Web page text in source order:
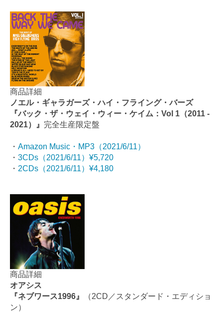
商品詳細
ノエル・ギャラガーズ・ハイ・フライング・バーズ
『バック・ザ・ウェイ・ウィー・ケイム：Vol 1（2011 -
2021）』 完全生産限定盤
・ Amazon Music・MP3（2021/6/11）
・ 3CDs（2021/6/11）¥5,720
・ 2CDs（2021/6/11）¥4,180
商品詳細
オアシス
『ネブワース1996』
（2CD／スタンダード・エディショ
ン）